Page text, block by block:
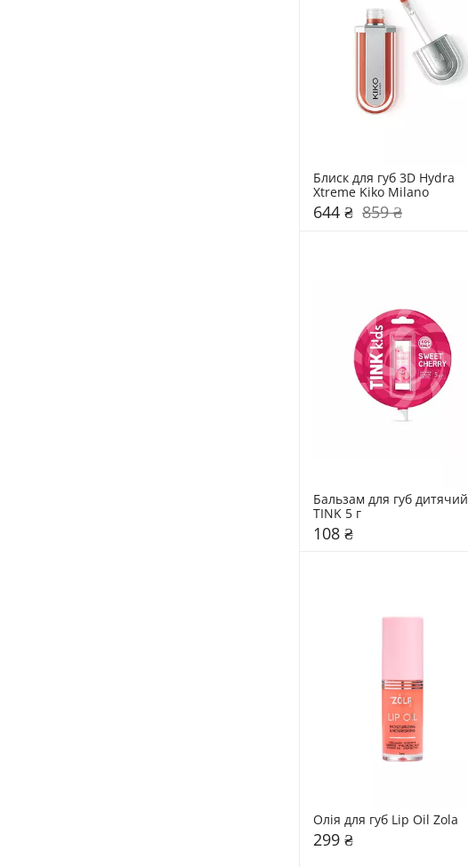
Блиск для губ 3D Hydra
Xtreme Kiko Milano
644 ₴ 859 ₴
Бальзам для губ дитячий
TINK 5 г
108 ₴
Олія для губ Lip Oil Zola
299 ₴